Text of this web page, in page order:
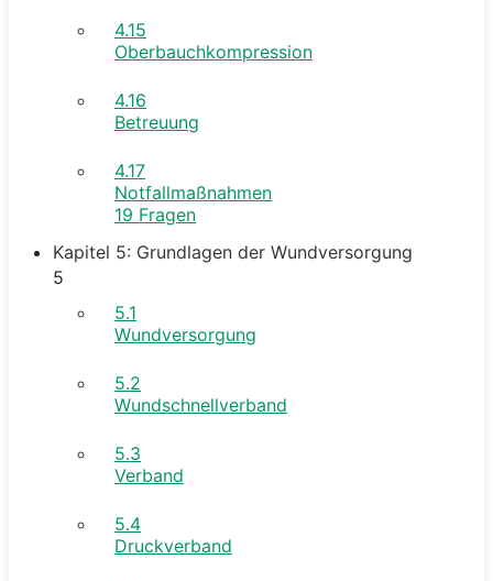
4.15
Oberbauchkompression
4.16
Betreuung
4.17
Notfallmaßnahmen
19 Fragen
Kapitel 5: Grundlagen der Wundversorgung
5
5.1
Wundversorgung
5.2
Wundschnellverband
5.3
Verband
5.4
Druckverband